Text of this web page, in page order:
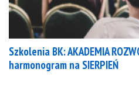
Szkolenia BK: AKADEMIA
harmonogram na SIERPIEŃ